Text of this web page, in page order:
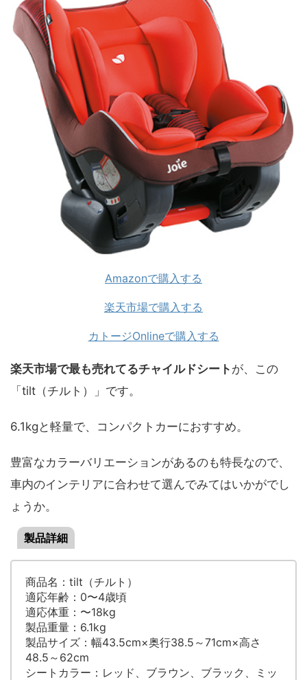
Amazonで購入する
楽天市場で購入する
カトージOnlineで購入する
楽天市場で最も売れてるチャイルドシート が、この
「tilt（チルト）」です。
6.1kgと軽量で、コンパクトカーにおすすめ。
豊富なカラーバリエーションがあるのも特長なので、
車内のインテリアに合わせて選んでみてはいかがでし
ょうか。
製品詳細
商品名：tilt（チルト）
適応年齢：0〜4歳頃
適応体重：〜18kg
製品重量：6.1kg
製品サイズ：幅43.5cm×奥行38.5～71cm×高さ
48.5～62cm
シートカラー：レッド、ブラウン、ブラック、ミッ